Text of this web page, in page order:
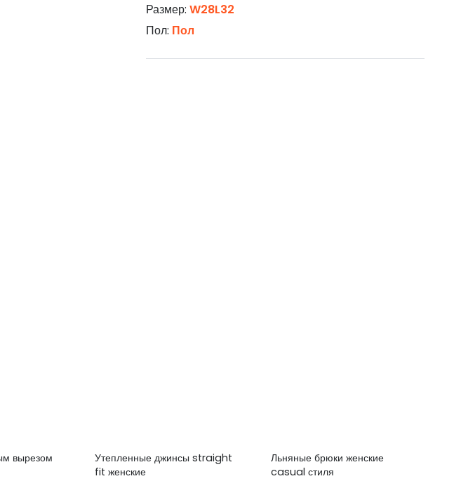
Размер: W28L32
Пол: Пол
вырезом
Утепленные джинсы straight
fit женские
Льняные брюки женские
casual стиля